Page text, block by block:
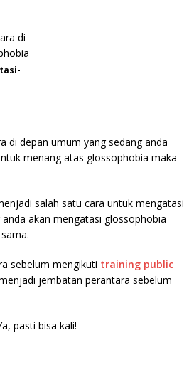
di depan umum yang sedang anda
menang atas glossophobia maka
salah satu cara untuk mengatasi
akan mengatasi glossophobia
sebelum mengikuti training public
jembatan perantara sebelum
pasti bisa kali!